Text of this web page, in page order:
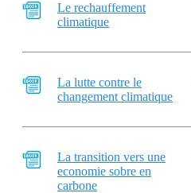
Le rechauffement
climatique
La lutte contre le
changement climatique
La transition vers une
economie sobre en
carbone